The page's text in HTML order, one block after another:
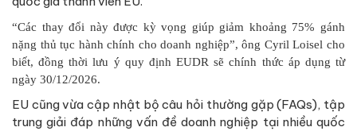
“Các thay đổi này được kỳ vọng giúp giảm khoảng 75% gánh
nặng thủ tục hành chính cho doanh nghiệp”, ông Cyril Loisel cho
biết, đồng thời lưu ý quy định EUDR sẽ chính thức áp dụng từ
ngày 30/12/2026.
EU cũng vừa cập nhật bộ câu hỏi thường gặp (FAQs), tập
trung giải đáp những vấn đề doanh nghiệp tại nhiều quốc